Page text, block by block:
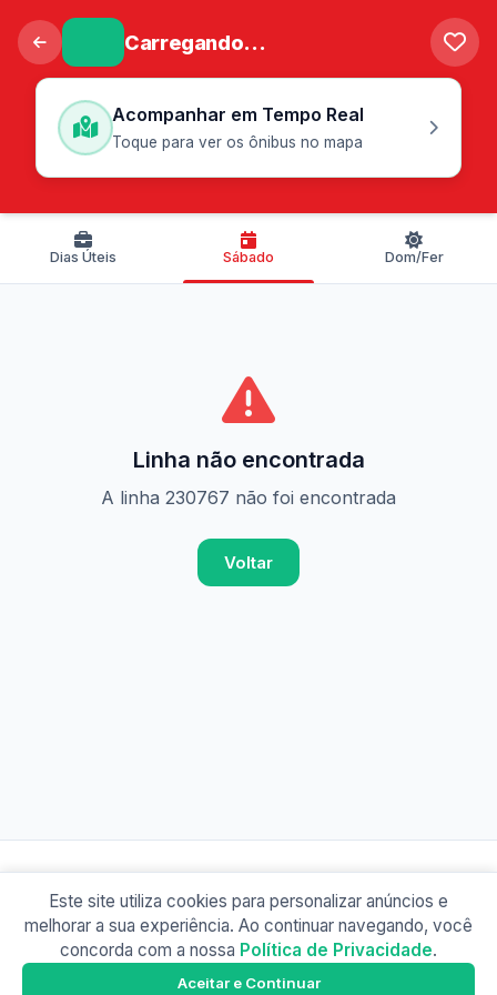
Carregando...
Acompanhar em Tempo Real
Toque para ver os ônibus no mapa
Dias Úteis Sábado Dom/Fer
Linha não encontrada
A linha 230767 não foi encontrada
Voltar
© 2026 Busão BR
Sobre Contato Política de Privacidade
Este site utiliza cookies para personalizar anúncios e
melhorar a sua experiência. Ao continuar navegando, você
concorda com a nossa Política de Privacidade.
Aceitar e Continuar